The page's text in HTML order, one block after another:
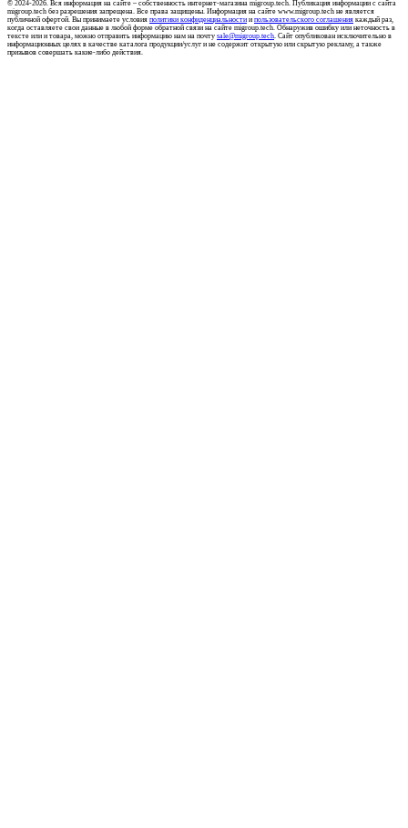
© 2024-2026. Вся информация на сайте – собственность интернет-магазина migroup.tech. Публикация информации с сайта
migroup.tech без разрешения запрещена. Все права защищены. Информация на сайте www.migroup.tech не является
публичной офертой. Вы принимаете условия политики конфиденциальности и пользовательского соглашения каждый раз,
когда оставляете свои данные в любой форме обратной связи на сайте migroup.tech. Обнаружив ошибку или неточность в
тексте или и товара, можно отправить информацию нам на почту sale@migroup.tech. Сайт опубликован исключительно в
информационных целях в качестве каталога продукции/услуг и не содержит открытую или скрытую рекламу, а также
призывов совершать какие-либо действия.